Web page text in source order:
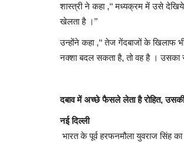
शास्त्री ने कहा ,‘‘ मध्यक्रम में उसे
खेलता है ।’’
उन्होंने कहा ,‘‘ तेज गेंदबाजों के
नक्शा बदल सकता है, तो वह है । उसका
दबाव में अच्छे फैसले लेता है रोहित,
नई दिल्ली
भारत के पूर्व हरफनमौला युवराज सिंह